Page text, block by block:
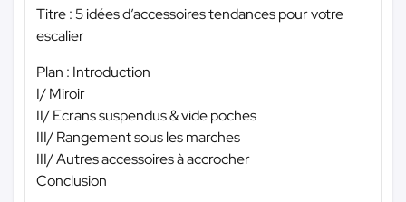
Titre : 5 idées d’accessoires tendances pour votre
escalier
Plan : Introduction
I/ Miroir
II/ Ecrans suspendus & vide poches
III/ Rangement sous les marches
III/ Autres accessoires à accrocher
Conclusion